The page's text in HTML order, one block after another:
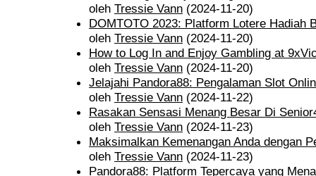
oleh Tressie Vann (2024-11-20)
DOMTOTO 2023: Platform Lotere Hadiah
oleh Tressie Vann (2024-11-20)
How to Log In and Enjoy Gambling at
oleh Tressie Vann (2024-11-20)
Jelajahi Pandora88: Pengalaman Slot
oleh Tressie Vann (2024-11-22)
Rasakan Sensasi Menang Besar Di
oleh Tressie Vann (2024-11-23)
Maksimalkan Kemenangan Anda dengan
oleh Tressie Vann (2024-11-23)
Pandora88: Platform Tepercaya yang